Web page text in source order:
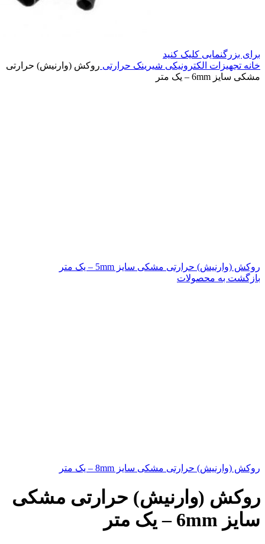
برای بزرگنمایی کلیک کنید
خانه تجهیزات الکترونیکی شیرینک حرارتی روکش (وارنیش) حرارتی
مشکی سایز 6mm – یک متر
روکش (وارنیش) حرارتی مشکی سایز 5mm – یک متر
بازگشت به محصولات
روکش (وارنیش) حرارتی مشکی سایز 8mm – یک متر
روکش (وارنیش) حرارتی مشکی
سایز 6mm – یک متر